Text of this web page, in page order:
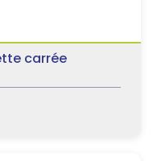
carrée